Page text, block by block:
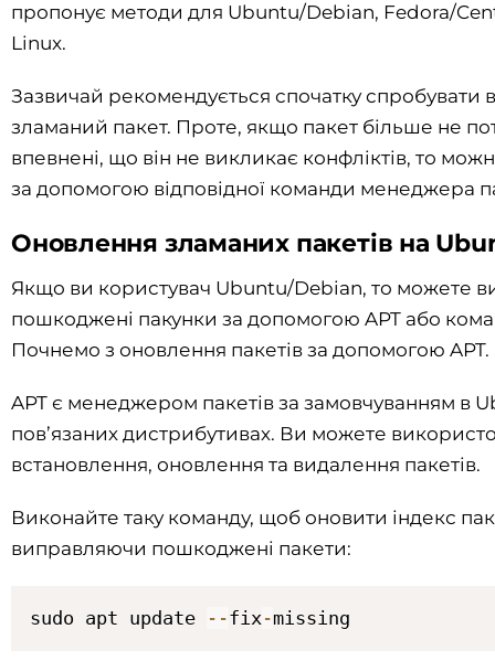
пропонує методи для Ubuntu/Debian, Fedora/
Linux.
Зазвичай рекомендується спочатку спробувати
зламаний пакет. Проте, якщо пакет більше не
впевнені, що він не викликає конфліктів, то
за допомогою відповідної команди менеджера
Оновлення зламаних пакетів на
Якщо ви користувач Ubuntu/Debian, то можете
пошкоджені пакунки за допомогою APT або
Почнемо з оновлення пакетів за допомогою APT.
APT є менеджером пакетів за замовчуванням в
пов’язаних дистрибутивах. Ви можете
встановлення, оновлення та видалення пакетів.
Виконайте таку команду, щоб оновити індекс
виправляючи пошкоджені пакети:
sudo apt update --fix-missing